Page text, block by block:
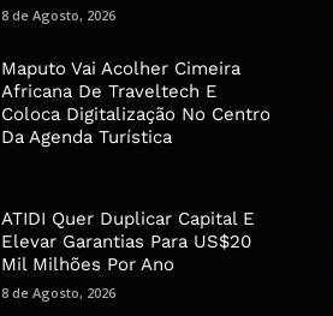
8 de Agosto, 2026
Maputo Vai Acolher Cimeira
Africana De Traveltech E
Coloca Digitalização No Centro
Da Agenda Turística
ATIDI Quer Duplicar Capital E
Elevar Garantias Para US$20
Mil Milhões Por Ano
8 de Agosto, 2026